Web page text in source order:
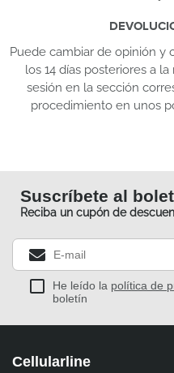
Puede cambiar de opinión
los 14 días posteriores a
sesión en la sección
procedimiento en unos
Suscríbete al
Reciba un cupón de
He leído la política de
boletín
Cellularline